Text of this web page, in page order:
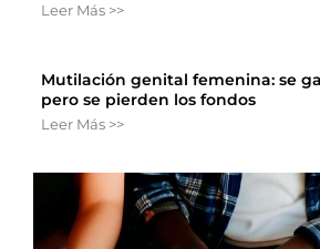
Leer Más >>
Mutilación genital femenina: se
pero se pierden los fondos
Leer Más >>